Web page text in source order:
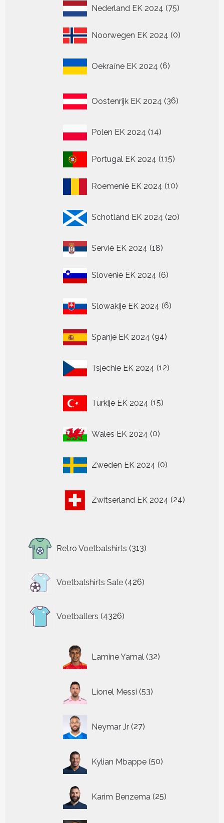
Nederland EK 2024 7575
Noorwegen EK 2024 00
Oekraïne EK 2024 6
producten
Oostenrijk EK 2024 36
producten
Polen EK 2024 1414
Portugal EK 2024 115115
Roemenië EK 2024 1010
Schotland EK 2024 20
producten
Servië EK 2024 1818
Slovenië EK 2024 66
Slowakije EK 2024 6
producten
Spanje EK 2024 9494
Tsjechië EK 2024 12
producten
Turkije EK 2024 15
producten
Wales EK 2024 00
Zweden EK 2024 0
producten
Zwitserland EK 2024 24
producten
Retro Voetbalshirts 313
producten
Voetbalshirts Sale 426
426
producten
Voetballers 4326
producten
Lamine Yamal 32
producten
Lionel Messi 53
producten
Neymar Jr 27
producten
Kylian Mbappe 50
producten
Karim Benzema 25
producten